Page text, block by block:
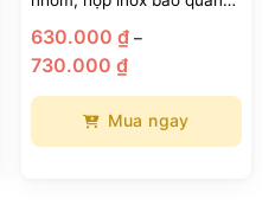
630.000 ₫ –
730.000 ₫Khoảng
giá:
đến
730.000 ₫
Mua ngay